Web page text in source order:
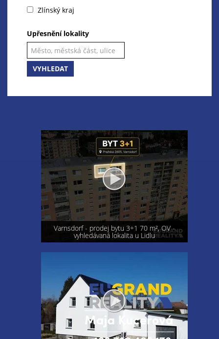
Zlínský kraj
Upřesnění lokality
VYHLEDAT
Varnsdorf - prodej bytu 3+1 70 m², OV -
vyhledávaná lokalita u Lidlu